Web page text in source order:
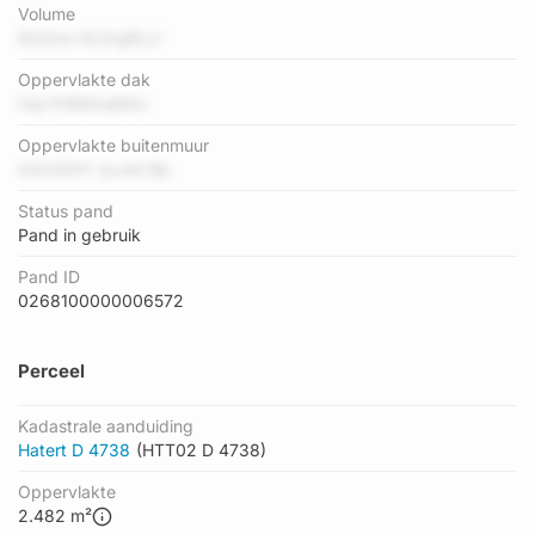
Volume
Oppervlakte dak
Oppervlakte buitenmuur
Status pand
Pand in gebruik
Pand ID
0268100000006572
Perceel
Kadastrale aanduiding
Hatert D 4738 (HTT02 D 4738)
Oppervlakte
2.482 m²